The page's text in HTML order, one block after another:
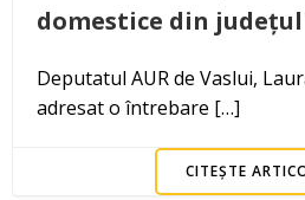
domestice din județul
Deputatul AUR de Vaslui,
adresat o întrebare […]
CITEȘTE